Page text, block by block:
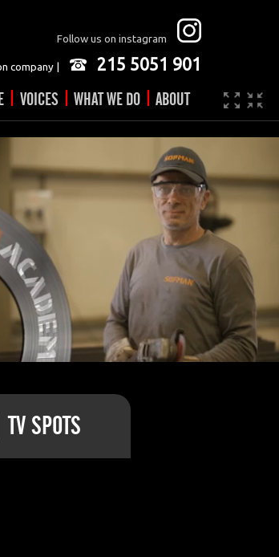
Follow us on instagram
company | 215 5051 901
| VOICES | WHAT WE DO | ABOUT
Company
JOBS
Video made easy
Contact
SPOTS